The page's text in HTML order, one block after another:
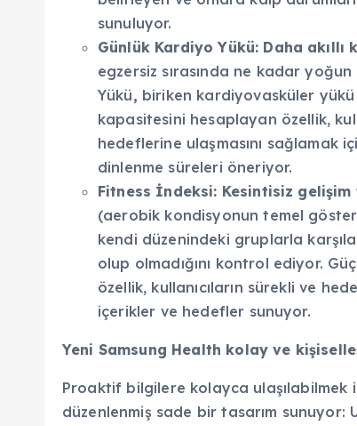
sunuluyor.
Günlük Kardiyo Yükü: Daha
egzersiz sırasında ne kadar
Yükü, biriken kardiyovasküler
kapasitesini hesaplayan özellik,
hedeflerine ulaşmasını sağlamak
dinlenme süreleri öneriyor.
Fitness İndeksi: Kesintisiz
(aerobik kondisyonun temel
kendi düzenindeki gruplarla
olup olmadığını kontrol ediyor.
özellik, kullanıcıların sürekli ve
içerikler ve hedefler sunuyor.
Yeni Samsung Health kolay ve
Proaktif bilgilere kolayca ulaşılabilmek
düzenlenmiş sade bir tasarım sunuyor: